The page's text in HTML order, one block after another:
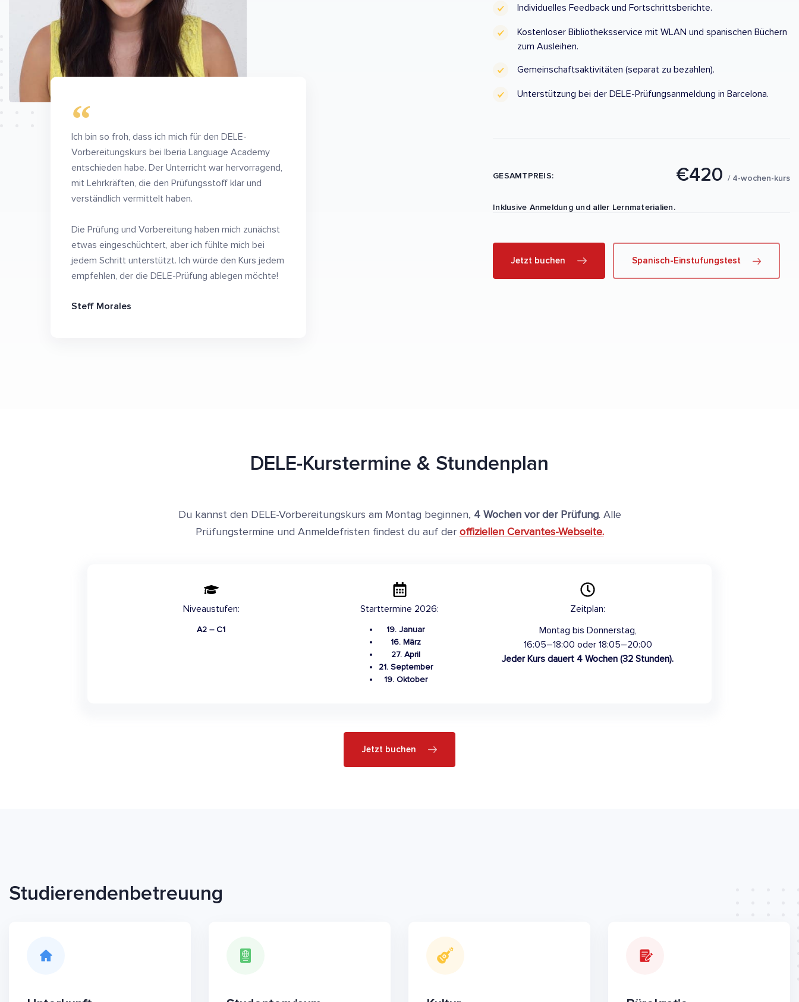
Ich bin so froh, dass ich mich für den DELE-
Vorbereitungskurs bei Iberia Language Academy
entschieden habe. Der Unterricht war hervorragend,
mit Lehrkräften, die den Prüfungsstoff klar und
verständlich vermittelt haben.
Die Prüfung und Vorbereitung haben mich zunächst
etwas eingeschüchtert, aber ich fühlte mich bei
jedem Schritt unterstützt. Ich würde den Kurs jedem
empfehlen, der die DELE-Prüfung ablegen möchte!
Steff Morales
Individuelles Feedback und Fortschrittsberichte.
Kostenloser Bibliotheksservice mit WLAN und spanischen Büchern
zum Ausleihen.
Gemeinschaftsaktivitäten (separat zu bezahlen).
Unterstützung bei der DELE-Prüfungsanmeldung in Barcelona.
GESAMTPREIS:
Inklusive Anmeldung und aller Lernmaterialien.
€420 / 4-wochen-kurs
Jetzt buchen Spanisch-Einstufungstest
DELE-Kurstermine & Stundenplan
Du kannst den DELE-Vorbereitungskurs am Montag beginnen, 4 Wochen vor der Prüfung. Alle
Prüfungstermine und Anmeldefristen findest du auf der offiziellen Cervantes-Webseite.
Niveaustufen:
A2 – C1
Starttermine 2026:
19. Januar
16. März
27. April
21. September
19. Oktober
Zeitplan:
Montag bis Donnerstag,
16:05–18:00 oder 18:05–20:00
Jeder Kurs dauert 4 Wochen (32 Stunden).
Jetzt buchen
Studierendenbetreuung